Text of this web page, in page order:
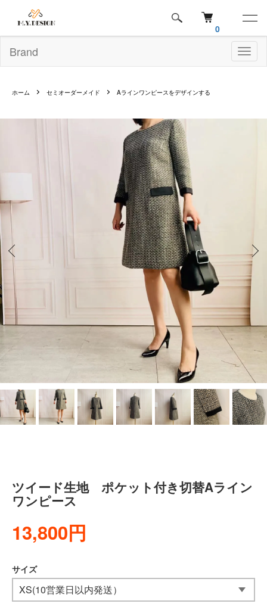
Brand
0
ホーム セミオーダーメイド Aラインワンピースをデザインする
ツイード生地 ポケット付き切替Aライン
ワンピース
13,800円
サイズ